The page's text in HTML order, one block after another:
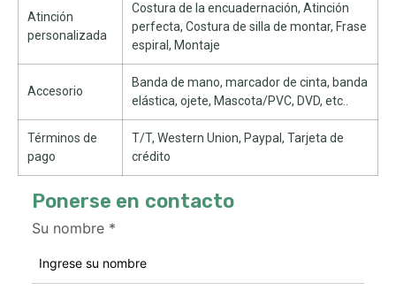
Atinción
personalizada
Costura de la encuadernación, Atinción
perfecta, Costura de silla de montar, Frase
espiral, Montaje
Accesorio
Banda de mano, marcador de cinta, banda
elástica, ojete, Mascota/PVC, DVD, etc..
Términos de
pago
T/T, Western Union, Paypal, Tarjeta de
crédito
Ponerse en contacto
Su nombre *